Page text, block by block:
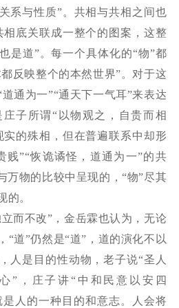
系与性质”。共相与共相之间也
相底关联成一整个的图案，这整
是道”。每一个具体化的“物”都
反映整个的本然世界”。对于这
通为一”“通天下一气耳”来表达
子所谓“以物观之，自贵而相
实的殊相，但在普遍联系中却形
贱”“恢诡谲怪，道通为一”的共
万物的比较中呈现的，“物”尽其
的。
立而不改”，金岳霖也认为，无论
“道”仍然是“道”，道的演化不以
人是目的性动物，老子说“圣人
”，庄子讲“中和民意以安四
是人的一种目的和意志。人会将